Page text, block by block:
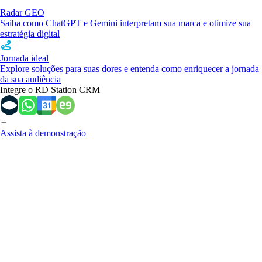
Radar GEO
Saiba como ChatGPT e Gemini interpretam sua marca e otimize sua
estratégia digital
Jornada ideal
Explore soluções para suas dores e entenda como enriquecer a jornada
da sua audiência
Integre o RD Station CRM
Assista à demonstração